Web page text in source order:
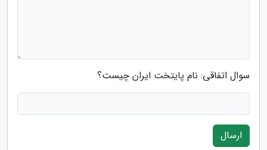
سوال اتفاقی: نام پایتخت ایران چیست؟
ارسال